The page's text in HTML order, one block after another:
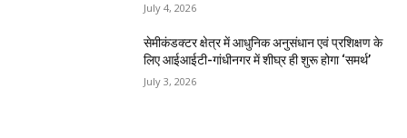
July 4, 2026
सेमीकंडक्टर क्षेत्र में आधुनिक अनुसंधान एवं प्रशिक्षण के
लिए आईआईटी-गांधीनगर में शीघ्र ही शुरू होगा ‘समर्थ’
July 3, 2026